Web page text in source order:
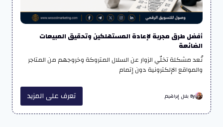
أفضل طرق مجربة لإعادة المستهلكين وتحقيق المبيعات
الضائعة
تُعد مشكلة تخلّي الزوار عن السلال المتروكة وخروجهم من المتاجر
والمواقع الإلكترونية دون إتمام
By بلال إبراهيم تعرف على المزيد